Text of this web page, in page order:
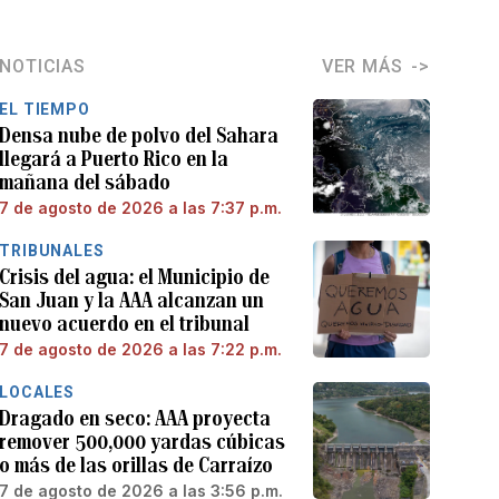
NOTICIAS VER MÁS
EL TIEMPO
Densa nube de polvo del Sahara
llegará a Puerto Rico en la
mañana del sábado
7 de agosto de 2026 a las 7:37 p.m.
TRIBUNALES
Crisis del agua: el Municipio de
San Juan y la AAA alcanzan un
nuevo acuerdo en el tribunal
7 de agosto de 2026 a las 7:22 p.m.
LOCALES
Dragado en seco: AAA proyecta
remover 500,000 yardas cúbicas
o más de las orillas de Carraízo
7 de agosto de 2026 a las 3:56 p.m.